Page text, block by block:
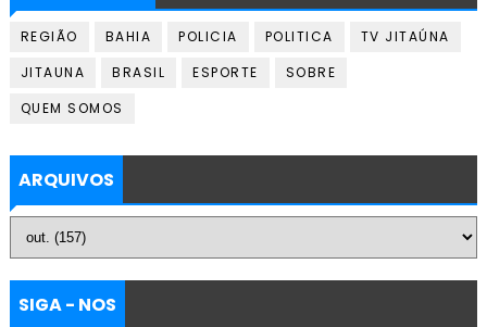
REGIÃO BAHIA POLICIA POLITICA
TV JITAÚNA
JITAUNA
BRASIL ESPORTE
SOBRE
QUEM SOMOS
ARQUIVOS
SIGA - NOS